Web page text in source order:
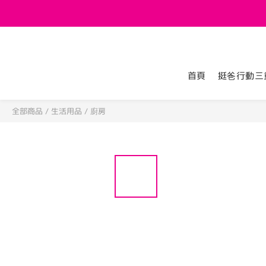
首頁 挺爸行動
全部商品 / 生活用品 / 廚房